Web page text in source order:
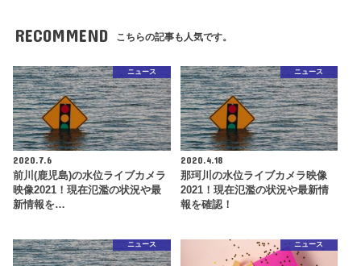
RECOMMEND こちらの記事も人気です。
ニュース
2020.7.6
前川(鹿児島)の水位ライブカメラ
映像2021！現在氾濫の状況や最
新情報を…
ニュース
2020.4.18
那珂川の水位ライブカメラ映像
2021！現在氾濫の状況や最新情
報を確認！
ニュース ニュース